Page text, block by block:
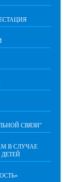
СВЯЗИ"
В СЛУЧАЕ